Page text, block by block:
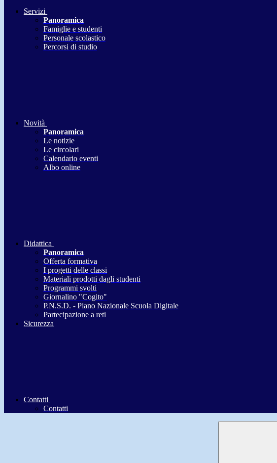
Servizi
Panoramica
Famiglie e studenti
Personale scolastico
Percorsi di studio
Novità
Panoramica
Le notizie
Le circolari
Calendario eventi
Albo online
Didattica
Panoramica
Offerta formativa
I progetti delle classi
Materiali prodotti dagli studenti
Programmi svolti
Giornalino "Cogito"
P.N.S.D. - Piano Nazionale Scuola Digitale
Partecipazione a reti
Sicurezza
Contatti
Contatti